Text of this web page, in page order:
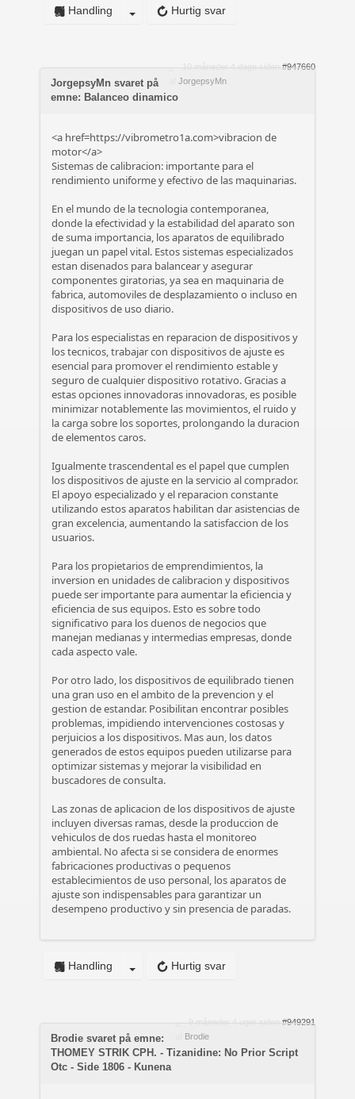
Hurtig svar
Handling
10 måneder 4 dage siden #947660
JorgepsyMn
JorgepsyMn svaret på
emne: Balanceo dinamico
<a href=https://vibrometro1a.com>vibracion de
motor</a>
Sistemas de calibracion: importante para el
rendimiento uniforme y efectivo de las maquinarias.
En el mundo de la tecnologia contemporanea,
donde la efectividad y la estabilidad del aparato son
de suma importancia, los aparatos de equilibrado
juegan un papel vital. Estos sistemas especializados
estan disenados para balancear y asegurar
componentes giratorias, ya sea en maquinaria de
fabrica, automoviles de desplazamiento o incluso en
dispositivos de uso diario.
Para los especialistas en reparacion de dispositivos y
los tecnicos, trabajar con dispositivos de ajuste es
esencial para promover el rendimiento estable y
seguro de cualquier dispositivo rotativo. Gracias a
estas opciones innovadoras innovadoras, es posible
minimizar notablemente las movimientos, el ruido y
la carga sobre los soportes, prolongando la duracion
de elementos caros.
Igualmente trascendental es el papel que cumplen
los dispositivos de ajuste en la servicio al comprador.
El apoyo especializado y el reparacion constante
utilizando estos aparatos habilitan dar asistencias de
gran excelencia, aumentando la satisfaccion de los
usuarios.
Para los propietarios de emprendimientos, la
inversion en unidades de calibracion y dispositivos
puede ser importante para aumentar la eficiencia y
eficiencia de sus equipos. Esto es sobre todo
significativo para los duenos de negocios que
manejan medianas y intermedias empresas, donde
cada aspecto vale.
Por otro lado, los dispositivos de equilibrado tienen
una gran uso en el ambito de la prevencion y el
gestion de estandar. Posibilitan encontrar posibles
problemas, impidiendo intervenciones costosas y
perjuicios a los dispositivos. Mas aun, los datos
generados de estos equipos pueden utilizarse para
optimizar sistemas y mejorar la visibilidad en
buscadores de consulta.
Las zonas de aplicacion de los dispositivos de ajuste
incluyen diversas ramas, desde la produccion de
vehiculos de dos ruedas hasta el monitoreo
ambiental. No afecta si se considera de enormes
fabricaciones productivas o pequenos
establecimientos de uso personal, los aparatos de
ajuste son indispensables para garantizar un
desempeno productivo y sin presencia de paradas.
Hurtig svar
Handling
#949291
Brodie
Brodie svaret på emne:
THOMEY STRIK CPH. - Tizanidine: No Prior Script
Otc - Side 1806 - Kunena